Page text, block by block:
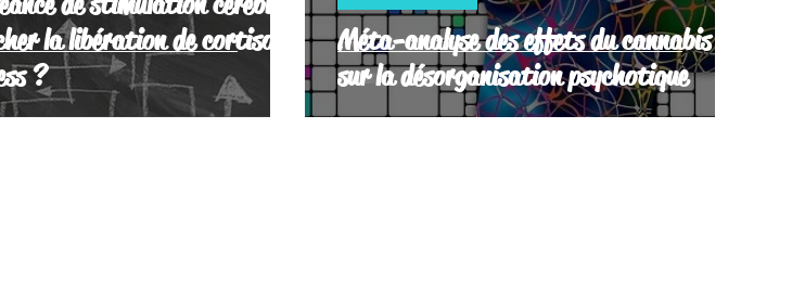
la libération de cortisol
?
Méta-analyse des effets du cannabis
sur la désorganisation psychotique